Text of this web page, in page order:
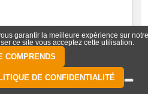
de contrôle de qualité
officiellement autorisés
qualité internes
garantir la meilleure expérience sur notre
ce site vous acceptez cette utilisation.
COMPRENDS
DE CONFIDENTIALITÉ